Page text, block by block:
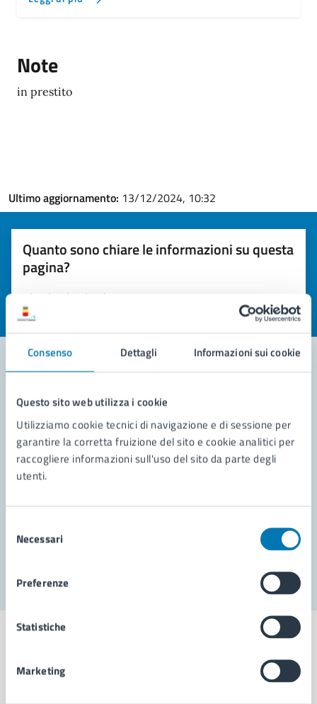
Consenso Dettagli Informazioni sui cookie
Questo sito web utilizza i cookie
Utilizziamo cookie tecnici di navigazione e di sessione per
garantire la corretta fruizione del sito e cookie analitici per
raccogliere informazioni sull'uso del sito da parte degli
utenti.
delNecessari
Preferenze
Statistiche
Marketing
Note
in prestito
Ultimo aggiornamento: 13/12/2024, 10:32
Quanto sono chiare le informazioni su questa
pagina?
Valuta la chiarezza delle informazioni (da 1 a 5 stelle)
Seleziona il numero di stelle per valutare la chiarezza delle
Valuta 1 stelle su 5
Contatta il comune
Leggi le domande frequenti
Richiedi assistenza